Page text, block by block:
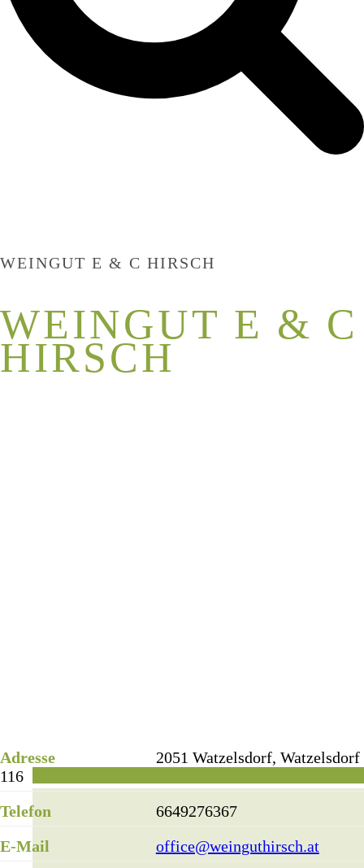
WEINGUT E & C HIRSCH
WEINGUT E & C
HIRSCH
Adresse
2051 Watzelsdorf, Watzelsdorf
116
Telefon
6649276367
E-Mail
office@weinguthirsch.at